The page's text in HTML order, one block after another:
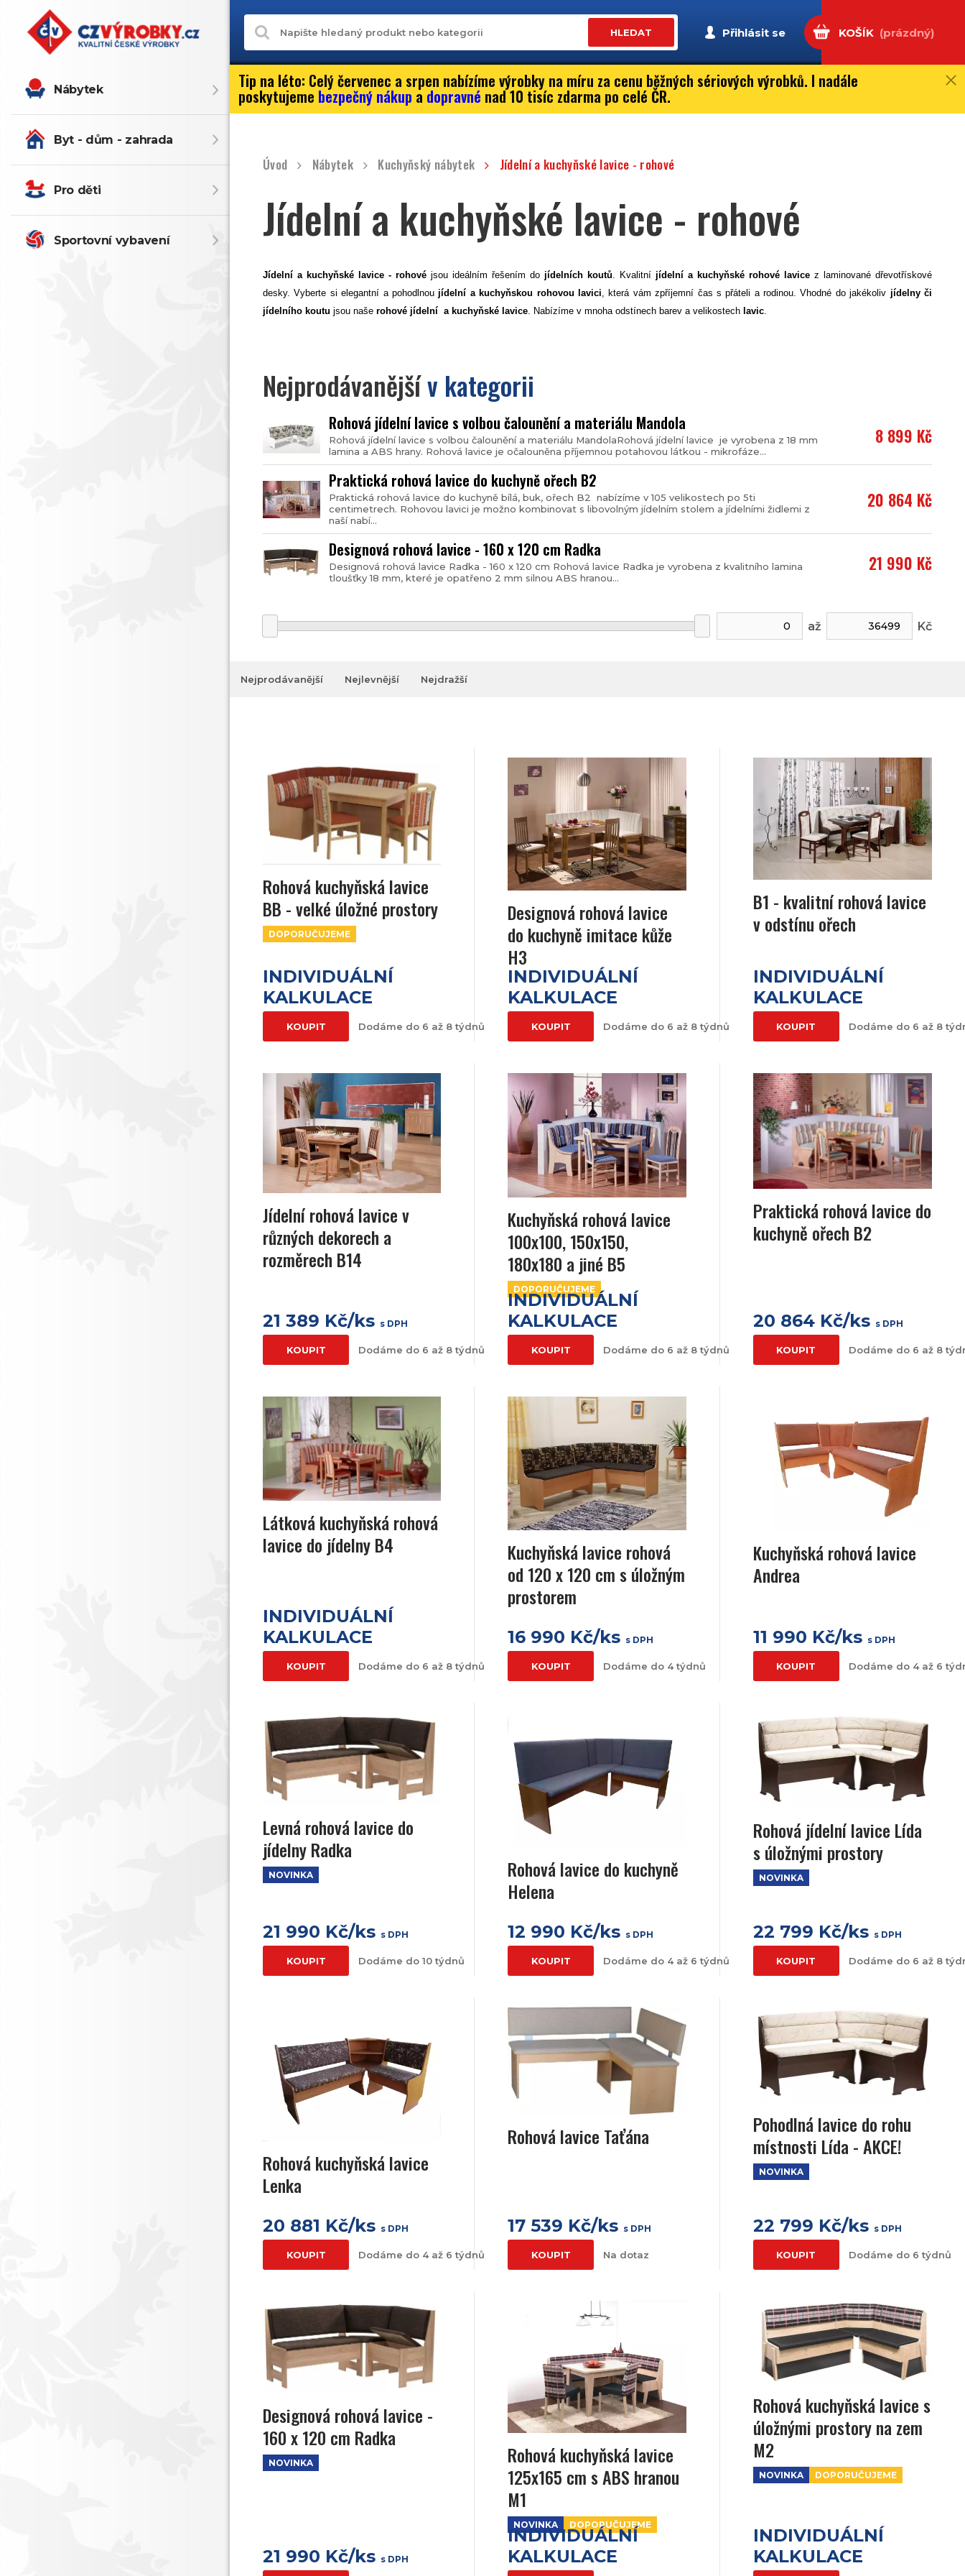
HLEDAT Přihlásit se KOŠÍK (prázdný)
Nábytek
Byt - dům - zahrada
Pro děti
Sportovní vybavení
Tip na léto: Celý červenec a srpen nabízíme výrobky na míru za cenu běžných sériových výrobků. I nadále
poskytujeme bezpečný nákup a dopravné nad 10 tisíc zdarma po celé ČR.
Úvod Nábytek Kuchyňský nábytek Jídelní a kuchyňské lavice - rohové
Jídelní a kuchyňské lavice - rohové
Jídelní a kuchyňské lavice - rohové jsou ideálním řešením do jídelních koutů. Kvalitní jídelní a kuchyňské rohové lavice z laminované dřevotřískové
desky. Vyberte si elegantní a pohodlnou jídelní a kuchyňskou rohovou lavici, která vám zpříjemní čas s přáteli a rodinou. Vhodné do jakékoliv jídelny či
jídelního koutu jsou naše rohové jídelní a kuchyňské lavice. Nabízíme v mnoha odstínech barev a velikostech lavic.
Nejprodávanějšív kategorii
Rohová jídelní lavice s volbou čalounění a materiálu Mandola
Rohová jídelní lavice s volbou čalounění a materiálu MandolaRohová jídelní lavice je vyrobena z 18 mm
lamina a ABS hrany. Rohová lavice je očalouněna příjemnou potahovou látkou - mikrofáze...
8 899 Kč
Praktická rohová lavice do kuchyně ořech B2
Praktická rohová lavice do kuchyně bílá, buk, ořech B2 nabízíme v 105 velikostech po 5ti
centimetrech. Rohovou lavici je možno kombinovat s libovolným jídelním stolem a jídelními židlemi z
naší nabí...
20 864 Kč
Designová rohová lavice - 160 x 120 cm Radka
Designová rohová lavice Radka - 160 x 120 cm Rohová lavice Radka je vyrobena z kvalitního lamina
tloušťky 18 mm, které je opatřeno 2 mm silnou ABS hranou...
21 990 Kč
až Kč
Nejprodávanější Nejlevnější Nejdražší
Rohová kuchyňská lavice
BB - velké úložné prostory
DOPORUČUJEME
INDIVIDUÁLNÍ
KALKULACE
KOUPIT Dodáme do 6 až 8 týdnů
Designová rohová lavice
do kuchyně imitace kůže
H3
INDIVIDUÁLNÍ
KALKULACE
KOUPIT Dodáme do 6 až 8 týdnů
B1 - kvalitní rohová lavice
v odstínu ořech
INDIVIDUÁLNÍ
KALKULACE
KOUPIT Dodáme do 6 až 8
Jídelní rohová lavice v
různých dekorech a
rozměrech B14
21 389 Kč/ks s DPH
KOUPIT Dodáme do 6 až 8 týdnů
Kuchyňská rohová lavice
100x100, 150x150,
180x180 a jiné B5
DOPORUČUJEME
INDIVIDUÁLNÍ
KALKULACE
KOUPIT Dodáme do 6 až 8 týdnů
Praktická rohová lavice do
kuchyně ořech B2
20 864 Kč/ks s DPH
KOUPIT Dodáme do 6 až 8
Látková kuchyňská rohová
lavice do jídelny B4
INDIVIDUÁLNÍ
KALKULACE
KOUPIT Dodáme do 6 až 8 týdnů
Kuchyňská lavice rohová
od 120 x 120 cm s úložným
prostorem
16 990 Kč/ks s DPH
KOUPIT Dodáme do 4 týdnů
Kuchyňská rohová lavice
Andrea
11 990 Kč/ks s DPH
KOUPIT Dodáme do 4 až 6
Levná rohová lavice do
jídelny Radka
NOVINKA
21 990 Kč/ks s DPH
KOUPIT Dodáme do 10 týdnů
Rohová lavice do kuchyně
Helena
12 990 Kč/ks s DPH
KOUPIT Dodáme do 4 až 6 týdnů
Rohová jídelní lavice Lída
s úložnými prostory
NOVINKA
22 799 Kč/ks s DPH
KOUPIT Dodáme do 6 až 8
Rohová kuchyňská lavice
Lenka
20 881 Kč/ks s DPH
KOUPIT Dodáme do 4 až 6 týdnů
Rohová lavice Taťána
17 539 Kč/ks s DPH
KOUPIT Na dotaz
Pohodlná lavice do rohu
místnosti Lída - AKCE!
NOVINKA
22 799 Kč/ks s DPH
KOUPIT Dodáme do 6 týdnů
Designová rohová lavice -
160 x 120 cm Radka
NOVINKA
21 990 Kč/ks s DPH
Rohová kuchyňská lavice
125x165 cm s ABS hranou
M1
NOVINKA DOPORUČUJEME
INDIVIDUÁLNÍ
KALKULACE
Rohová kuchyňská lavice s
úložnými prostory na zem
M2
NOVINKA DOPORUČUJEME
INDIVIDUÁLNÍ
KALKULACE